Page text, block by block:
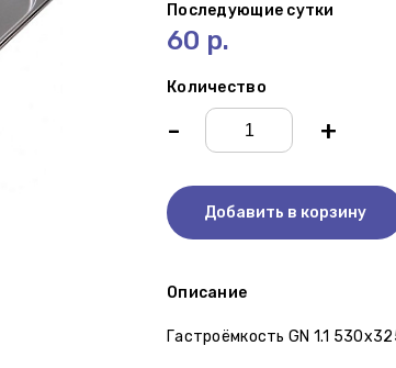
Последующие сутки
60 р.
Количество
- +
Добавить в корзину
Описание
Гастроёмкость GN 1.1